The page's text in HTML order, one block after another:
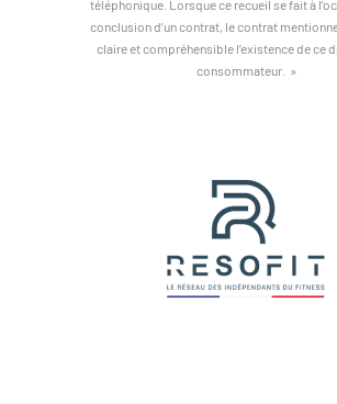
téléphonique. Lorsque ce recueil se fait à
conclusion d’un contrat, le contrat
claire et compréhensible l’existence de ce
consommateur. »